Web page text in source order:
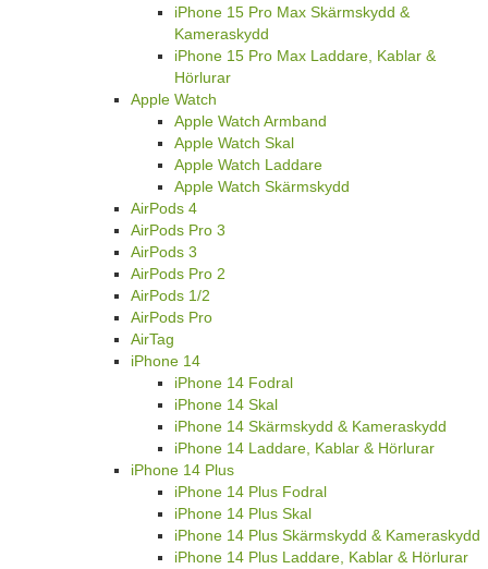
iPhone 15 Pro Max Skärmskydd &
Kameraskydd
iPhone 15 Pro Max Laddare, Kablar &
Hörlurar
Apple Watch
Apple Watch Armband
Apple Watch Skal
Apple Watch Laddare
Apple Watch Skärmskydd
AirPods 4
AirPods Pro 3
AirPods 3
AirPods Pro 2
AirPods 1/2
AirPods Pro
AirTag
iPhone 14
iPhone 14 Fodral
iPhone 14 Skal
iPhone 14 Skärmskydd & Kameraskydd
iPhone 14 Laddare, Kablar & Hörlurar
iPhone 14 Plus
iPhone 14 Plus Fodral
iPhone 14 Plus Skal
iPhone 14 Plus Skärmskydd & Kameraskydd
iPhone 14 Plus Laddare, Kablar & Hörlurar